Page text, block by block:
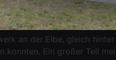
an der Elbe, gleich
konnten. Ein großer Teil